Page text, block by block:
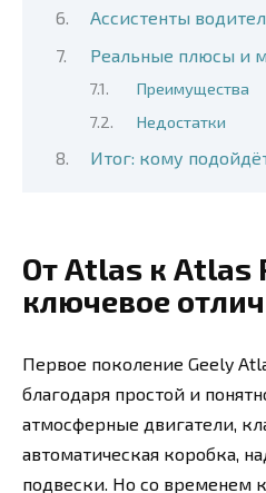
Ассистенты
Реальные плюсы и
Преимущества
Недостатки
Итог: кому
От Atlas к Atlas
ключевое
Первое поколение Geely
благодаря простой и
атмосферные двигатели,
автоматическая коробка,
подвески. Но со временем